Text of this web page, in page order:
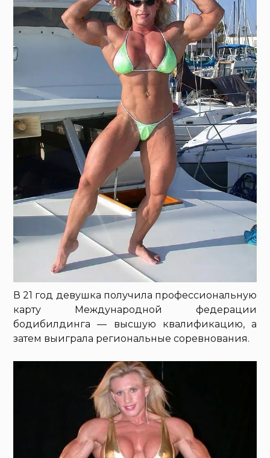
В 21 год девушка получила профессиональную
карту Международной федерации
бодибилдинга — высшую квалификацию, а
затем выиграла региональные соревнования.